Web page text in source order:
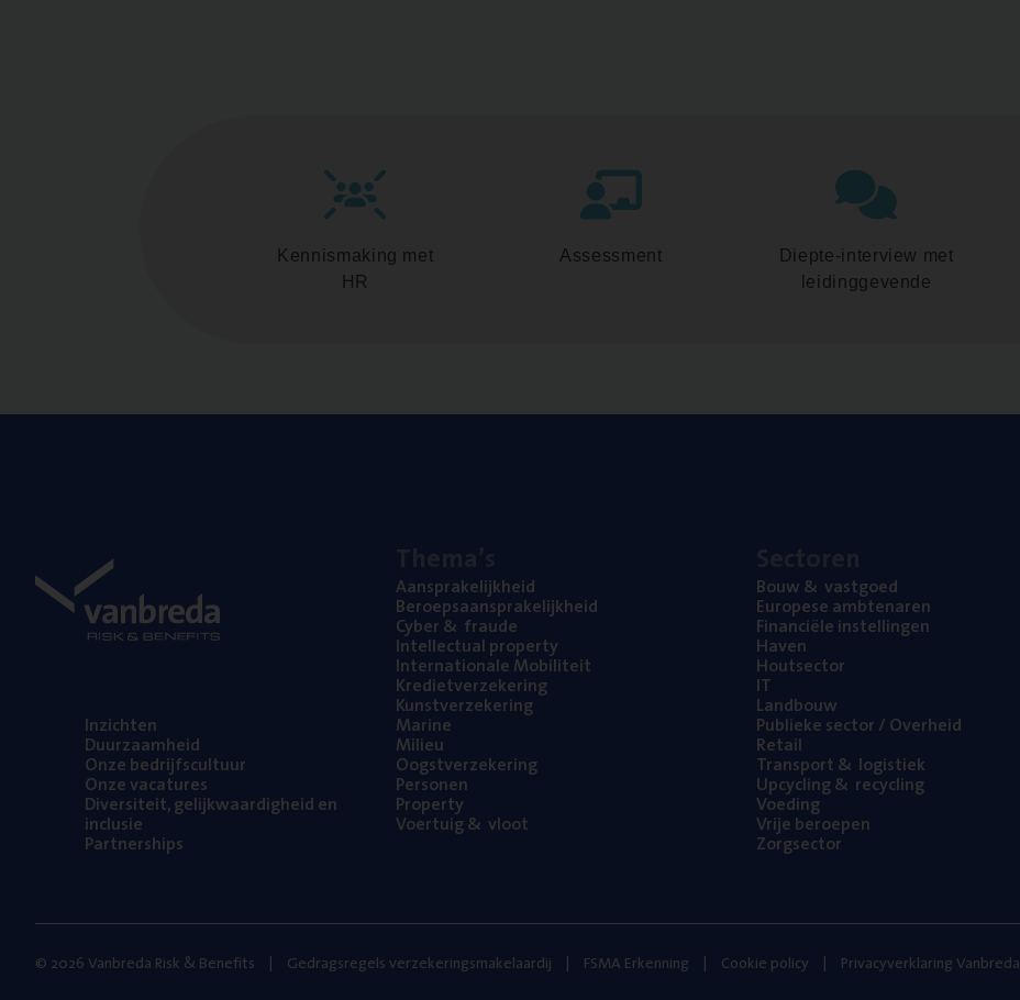
Kennismaking met
HR
Assessment
Diepte-interview met
leidinggevende
Inzich­ten
Duur­zaam­heid
Onze bedrijfs­cul­tuur
Onze vaca­tu­res
Diver­si­teit, gelijk­waar­dig­heid en
inclusie
Part­ner­ships
Aan­spra­ke­lijk­heid
Beroeps­aan­spra­ke­lijk­heid
Cyber& fraude
Intel­lec­tu­al property
Inter­na­ti­o­na­le Mobiliteit
Kre­diet­ver­ze­ke­ring
Kunst­ver­ze­ke­ring
Mari­ne
Mili­eu
Oogst­ver­ze­ke­ring
Per­so­nen
Pro­per­ty
Voer­tuig& vloot
Bouw& vastgoed
Euro­pe­se ambtenaren
Finan­ci­ë­le instellingen
Haven
Hout­sec­tor
IT
Land­bouw
Publie­ke sec­tor / Overheid
Retail
Trans­port& logistiek
Upcy­cling& recycling
Voe­ding
Vrije beroe­pen
Zorg­sec­tor
© 2026 Vanbreda Risk & Benefits Gedragsregels verzekeringsmakelaardij FSMA Erkenning Cookie policy Privacyverklaring Vanbreda